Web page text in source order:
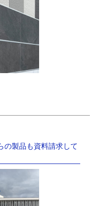
の製品も資料請求して